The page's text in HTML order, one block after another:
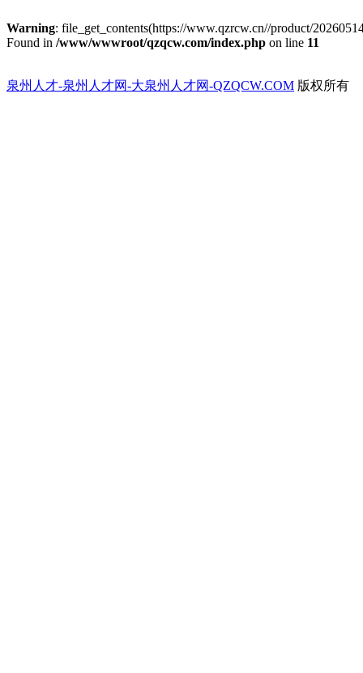
Warning: file_get_contents(https://www.qzrcw.cn//product/
Found in /www/wwwroot/qzqcw.com/index.php on line 11
泉州人才-泉州人才网-大泉州人才网-QZQCW.COM 版权所有